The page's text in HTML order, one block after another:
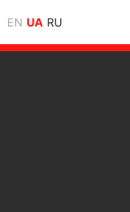
EN UA RU